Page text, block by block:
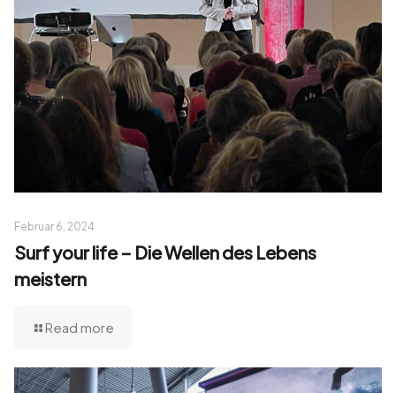
Februar 6, 2024
Surf your life – Die Wellen des Lebens
meistern
Read more